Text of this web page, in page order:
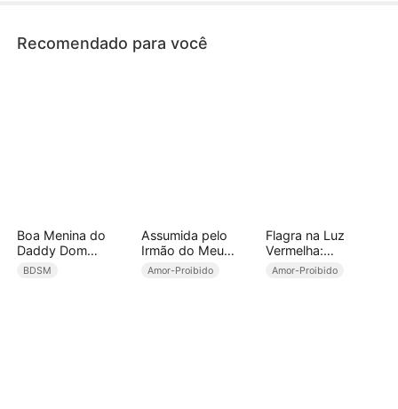
Recomendado para você
Boa Menina do
Daddy Dom
(Dublado)
BDSM
Assumida pelo
Irmão do Meu
Marido
Amor-Proibido
Flagra na Luz
Vermelha:
Envolvimento
Amor-Proibido